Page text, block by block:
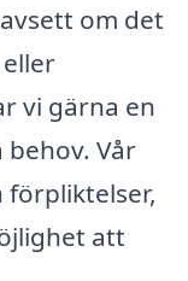
om det
vi gärna en
Vår
att